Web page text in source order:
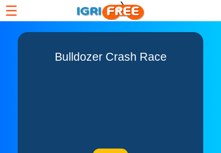
☰
Bulldozer Crash Race